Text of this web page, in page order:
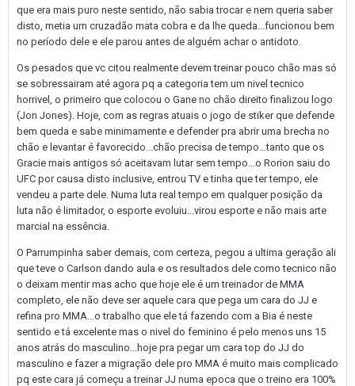
que era mais puro neste sentido, não sabia trocar e nem queria saber
disto, metia um cruzadão mata cobra e da lhe queda...funcionou bem
no período dele e ele parou antes de alguém achar o antidoto.
Os pesados que vc citou realmente devem treinar pouco chão mas só
se sobressairam até agora pq a categoria tem um nivel tecnico
horrivel, o primeiro que colocou o Gane no chão direito finalizou logo
(Jon Jones). Hoje, com as regras atuais o jogo de stiker que defende
bem queda e sabe minimamente e defender pra abrir uma brecha no
chão e levantar é favorecido...chão precisa de tempo...tanto que os
Gracie mais antigos só aceitavam lutar sem tempo...o Rorion saiu do
UFC por causa disto inclusive, entrou TV e tinha que ter tempo, ele
vendeu a parte dele. Numa luta real tempo em qualquer posição da
luta não é limitador, o esporte evoluiu...virou esporte e não mais arte
marcial na essência.
O Parrumpinha saber demais, com certeza, pegou a ultima geração ali
que teve o Carlson dando aula e os resultados dele como tecnico não
o deixam mentir mas acho que hoje ele é um treinador de MMA
completo, ele não deve ser aquele cara que pega um cara do JJ e
refina pro MMA...o trabalho que ele tá fazendo com a Bia é neste
sentido e tá excelente mas o nivel do feminino é pelo menos uns 15
anos atrás do masculino...hoje pra pegar um cara top do JJ do
masculino e fazer a migração dele pro MMA é muito mais complicado
pq este cara já começu a treinar JJ numa epoca que o treino era 100%